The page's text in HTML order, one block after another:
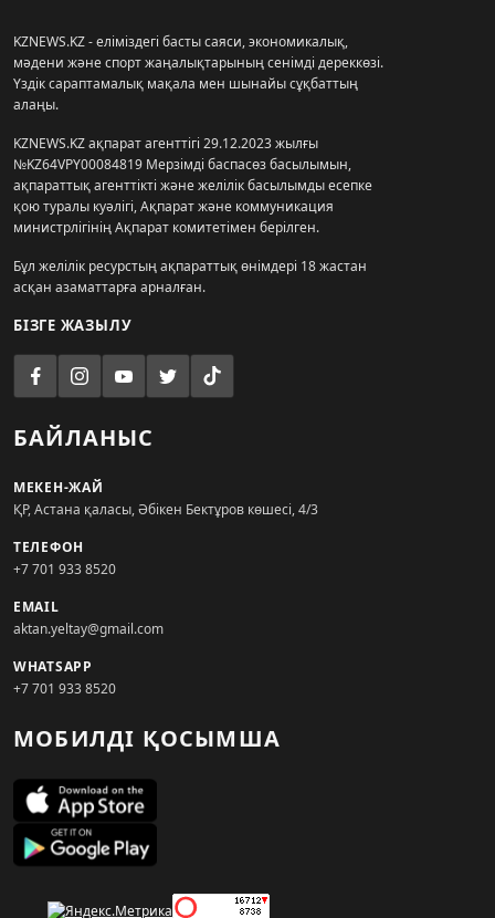
KZNEWS.KZ - еліміздегі басты саяси, экономикалық,
мәдени және спорт жаңалықтарының сенімді дереккөзі.
Үздік сараптамалық мақала мен шынайы сұқбаттың
алаңы.
KZNEWS.KZ ақпарат агенттігі 29.12.2023 жылғы
№KZ64VPY00084819 Мерзімді баспасөз басылымын,
ақпараттық агенттікті және желілік басылымды есепке
қою туралы куәлігі, Ақпарат және коммуникация
министрлігінің Ақпарат комитетімен берілген.
Бұл желілік ресурстың ақпараттық өнімдері 18 жастан
асқан азаматтарға арналған.
БІЗГЕ ЖАЗЫЛУ
БАЙЛАНЫС
МЕКЕН-ЖАЙ
ҚР, Астана қаласы, Әбікен Бектұров көшесі, 4/3
ТЕЛЕФОН
+7 701 933 8520
EMAIL
aktan.yeltay@gmail.com
WHATSAPP
+7 701 933 8520
МОБИЛДІ ҚОСЫМША